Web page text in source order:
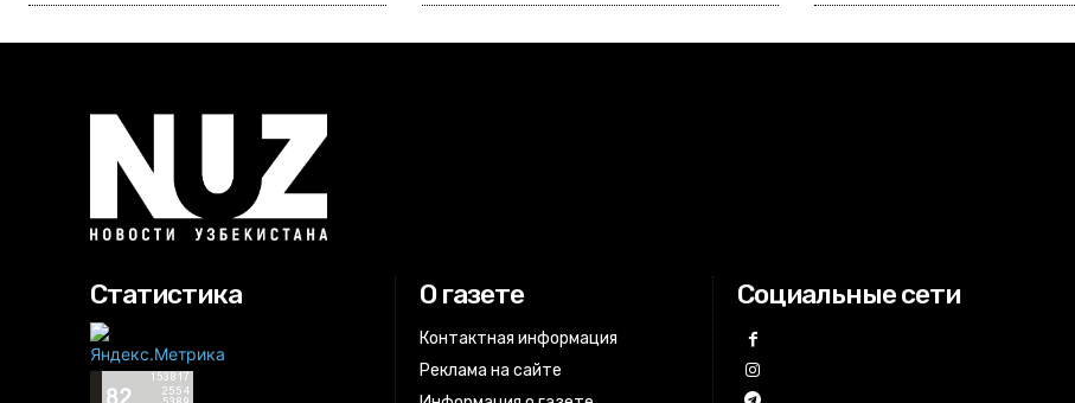
Статистика О газете
Контактная информация
Реклама на сайте
Социальные сети